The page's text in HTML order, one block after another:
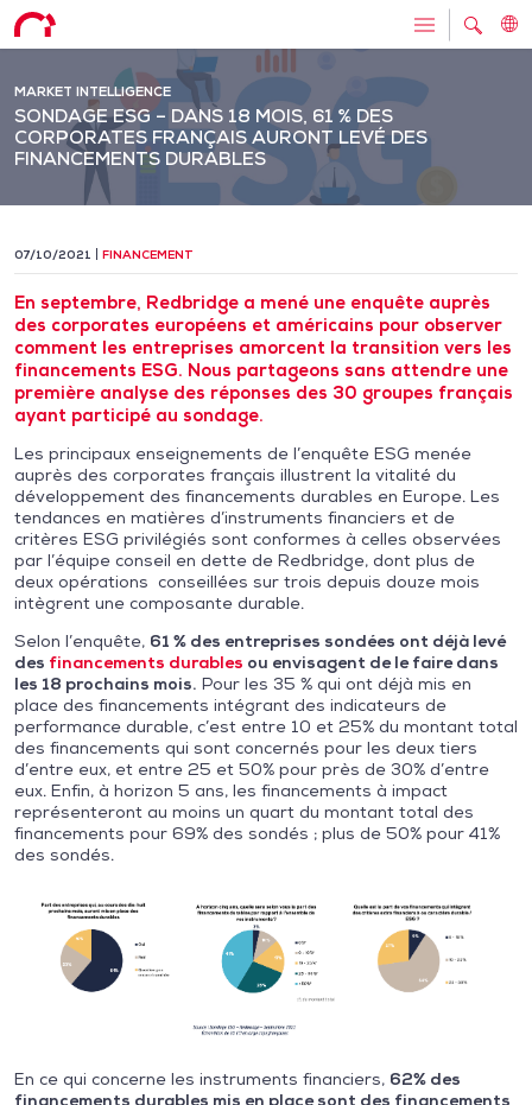
MARKET INTELLIGENCE
SONDAGE ESG – DANS 18 MOIS, 61 % DES
CORPORATES FRANÇAIS AURONT LEVÉ DES
FINANCEMENTS DURABLES
07/10/2021 FINANCEMENT
En septembre, Redbridge a mené une enquête auprès
des corporates européens et américains pour observer
comment les entreprises amorcent la transition vers les
financements ESG. Nous partageons sans attendre une
première analyse des réponses des 30 groupes français
ayant participé au sondage.
Les principaux enseignements de l’enquête ESG menée
auprès des corporates français illustrent la vitalité du
développement des financements durables en Europe. Les
tendances en matières d’instruments financiers et de
critères ESG privilégiés sont conformes à celles observées
par l’équipe conseil en dette de Redbridge, dont plus de
deux opérations conseillées sur trois depuis douze mois
intègrent une composante durable.
Selon l’enquête, 61 % des entreprises sondées ont déjà levé
des financements durables ou envisagent de le faire dans
les 18 prochains mois. Pour les 35 % qui ont déjà mis en
place des financements intégrant des indicateurs de
performance durable, c’est entre 10 et 25% du montant total
des financements qui sont concernés pour les deux tiers
d’entre eux, et entre 25 et 50% pour près de 30% d’entre
eux. Enfin, à horizon 5 ans, les financements à impact
représenteront au moins un quart du montant total des
financements pour 69% des sondés ; plus de 50% pour 41%
des sondés.
En ce qui concerne les instruments financiers, 62% des
financements durables mis en place sont des financements